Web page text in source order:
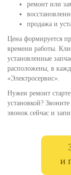
ремонт или
продажа и
Цена формируется
времени работы.
установленные
расположены, в
«Электросервис».
Нужен ремонт
установкой?
звонок сейчас и
и